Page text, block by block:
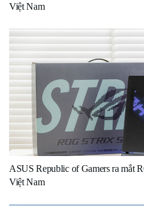
Việt Nam
ASUS Republic of Gamers ra mắt
Việt Nam